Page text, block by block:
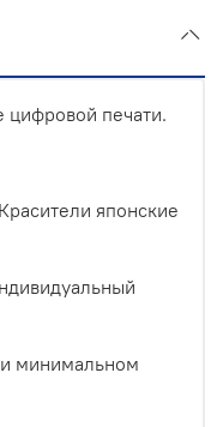
цифровой печати.
японские
минимальном